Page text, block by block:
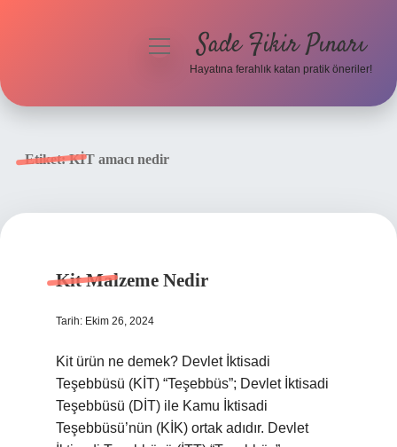
menüyüSade Fikir Pınarı
Hayatına ferahlık katan pratik öneriler!
Etiket:KİT amacı nedir
Kit Malzeme Nedir
Tarih: Ekim 26, 2024
Kit ürün ne demek? Devlet İktisadi
Teşebbüsü (KİT) “Teşebbüs”; Devlet İktisadi
Teşebbüsü (DİT) ile Kamu İktisadi
Teşebbüsü’nün (KİK) ortak adıdır. Devlet